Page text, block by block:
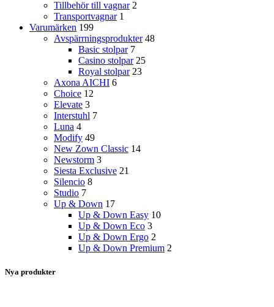
Tillbehör till vagnar 2
Transportvagnar 1
Varumärken 199
Avspärrningsprodukter 48
Basic stolpar 7
Casino stolpar 25
Royal stolpar 23
Axona AICHI 6
Choice 12
Elevate 3
Interstuhl 7
Luna 4
Modify 49
New Zown Classic 14
Newstorm 3
Siesta Exclusive 21
Silencio 8
Studio 7
Up & Down 17
Up & Down Easy 10
Up & Down Eco 3
Up & Down Ergo 2
Up & Down Premium 2
Nya produkter